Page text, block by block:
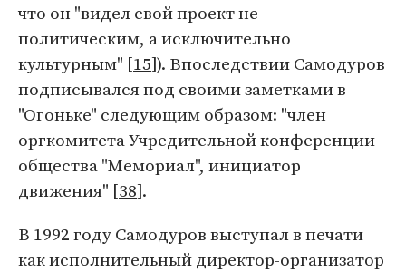
что он "видел свой проект не
политическим, а исключительно
культурным" [15]). Впоследствии Самодуров
подписывался под своими заметками в
"Огоньке" следующим образом: "член
оргкомитета Учредительной конференции
общества "Мемориал", инициатор
движения" [38].
В 1992 году Самодуров выступал в печати
как исполнительный директор-организатор